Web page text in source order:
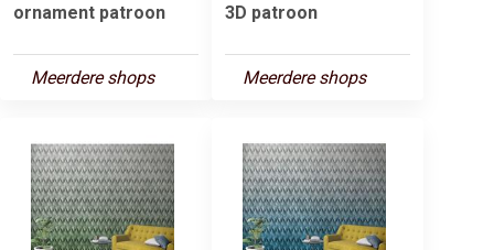
ornament patroon
Meerdere shops
3D patroon
Meerdere shops